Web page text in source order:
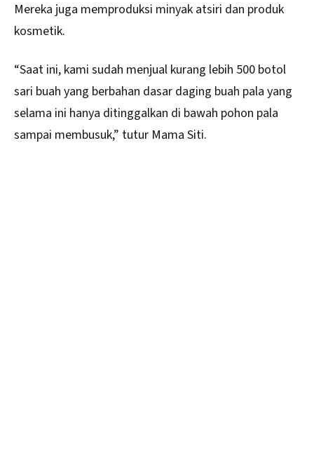
Mereka juga memproduksi minyak atsiri dan produk
kosmetik.
“Saat ini, kami sudah menjual kurang lebih 500 botol
sari buah yang berbahan dasar daging buah pala yang
selama ini hanya ditinggalkan di bawah pohon pala
sampai membusuk,” tutur Mama Siti.